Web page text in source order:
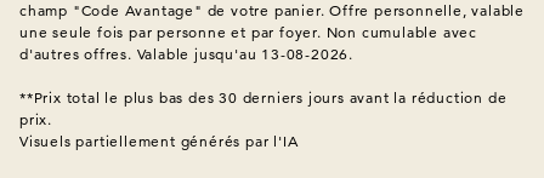
champ "Code Avantage" de votre panier. Offre personnelle, valable
une seule fois par personne et par foyer. Non cumulable avec
d'autres offres. Valable jusqu'au 13-08-2026.
**Prix total le plus bas des 30 derniers jours avant la réduction de
Visuels partiellement générés par l'IA